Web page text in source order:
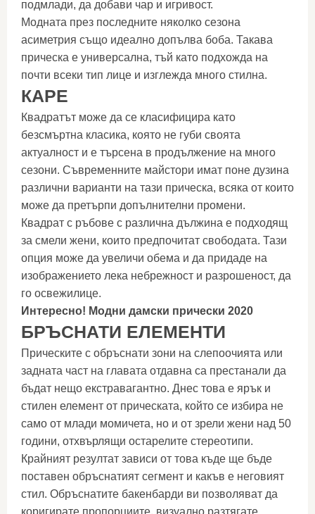
подмлади, да добави чар и игривост.
Модната през последните няколко сезона
асиметрия също идеално допълва боба. Такава
прическа е универсална, тъй като подхожда на
почти всеки тип лице и изглежда много стилна.
КАРЕ
Квадратът може да се класифицира като
безсмъртна класика, която не губи своята
актуалност и е търсена в продължение на много
сезони. Съвременните майстори имат поне дузина
различни варианти на тази прическа, всяка от които
може да претърпи допълнителни промени.
Квадрат с ръбове с различна дължина е подходящ
за смели жени, които предпочитат свободата. Тази
опция може да увеличи обема и да придаде на
изображението лека небрежност и разрошеност, да
го освежилице.
Интересно! Модни дамски прически 2020
БРЪСНАТИ ЕЛЕМЕНТИ
Прическите с обръснати зони на слепоочията или
задната част на главата отдавна са престанали да
бъдат нещо екстравагантно. Днес това е ярък и
стилен елемент от прическата, който се избира не
само от млади момичета, но и от зрели жени над 50
години, отхвърлящи остарелите стереотипи.
Крайният резултат зависи от това къде ще бъде
поставен обръснатият сегмент и какъв е неговият
стил. Обръснатите бакенбарди ви позволяват да
коригирате пропорциите, визуално разтягате